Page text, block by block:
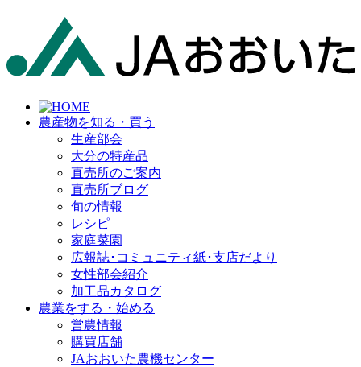
農産物を知る・買う
生産部会
大分の特産品
直売所のご案内
直売所ブログ
旬の情報
レシピ
家庭菜園
広報誌･コミュニティ紙･支店だより
女性部会紹介
加工品カタログ
農業をする・始める
営農情報
購買店舗
JAおおいた農機センター